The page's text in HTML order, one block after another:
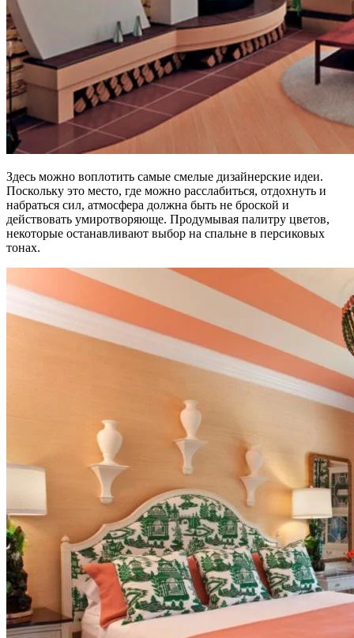
Здесь можно воплотить самые смелые дизайнерские идеи.
Поскольку это место, где можно расслабиться, отдохнуть и
набраться сил, атмосфера должна быть не броской и
действовать умиротворяюще. Продумывая палитру цветов,
некоторые останавливают выбор на спальне в персиковых
тонах.